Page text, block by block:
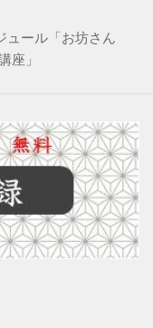
ュール「お坊さん
座」